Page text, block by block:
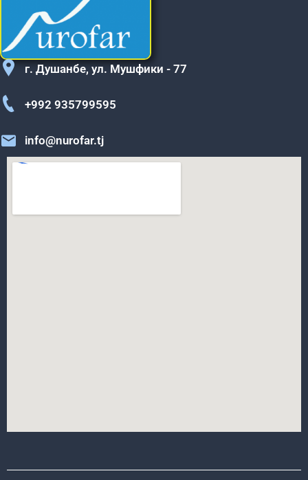
г. Душанбе, ул. Мушфики - 77
+992 935799595
info@nurofar.tj